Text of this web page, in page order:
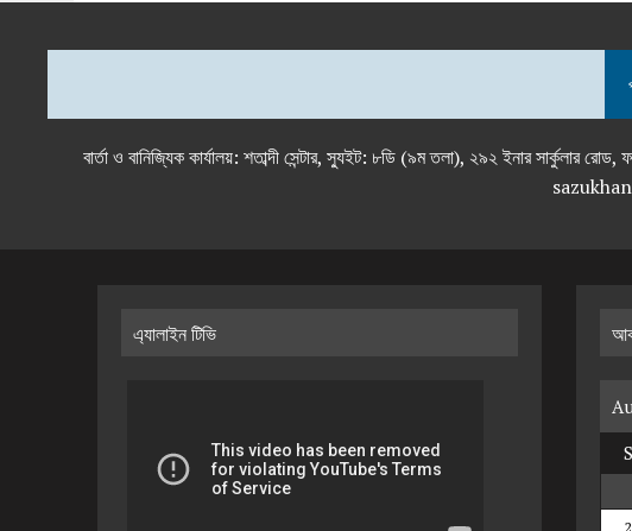
বার্তা ও বানিজ্যিক কার্যালয়: শতাব্দী সেন্টার, স্যুইট: ৮ডি (৯ম তলা), ২৯২ ইনার
এ্যালাইন টিভি
S
2